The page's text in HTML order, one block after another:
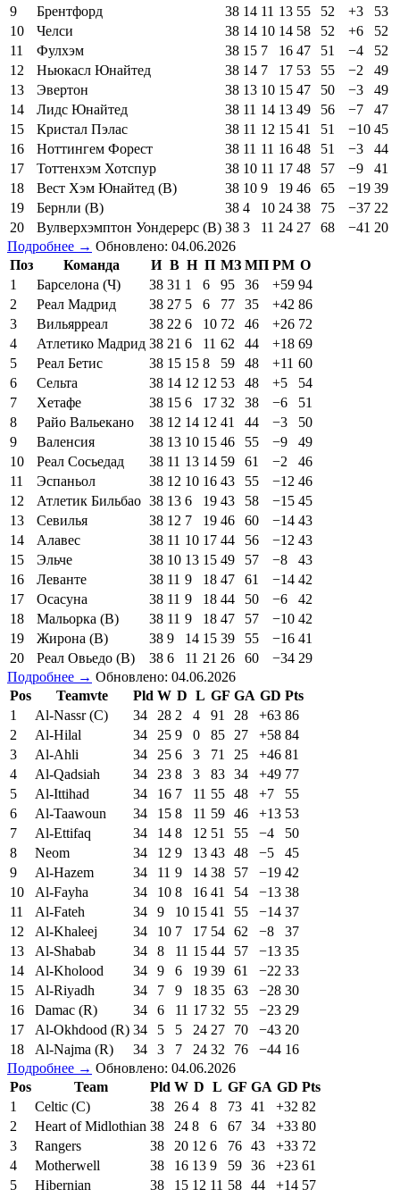
9
Брентфорд 38 14 11 13 55 52 +3
53
10
Челси 38 14 10 14 58 52 +6
52
11
Фулхэм 38 15 7 16 47 51 −4
52
12
Ньюкасл Юнайтед 38 14 7 17 53 55 −2
49
13
Эвертон 38 13 10 15 47 50 −3
49
14
Лидс Юнайтед 38 11 14 13 49 56 −7
47
15
Кристал Пэлас 38 11 12 15 41 51 −10 45
16
Ноттингем Форест 38 11 11 16 48 51 −3
44
17
Тоттенхэм Хотспур 38 10 11 17 48 57 −9
41
18
Вест Хэм Юнайтед (В) 38 10 9 19 46 65 −19 39
19
Бернли (В) 38 4 10 24 38 75 −37 22
20
Вулверхэмптон Уондерерс (В) 38 3 11 24 27 68 −41 20
Подробнее → Обновлено: 04.06.2026
Поз
Команда И В Н П МЗ МП РМ О
1
Барселона (Ч) 38 31 1 6 95 36 +59 94
2
Реал Мадрид 38 27 5 6 77 35 +42 86
3
Вильярреал 38 22 6 10 72 46 +26 72
4
Атлетико Мадрид 38 21 6 11 62 44 +18 69
5
Реал Бетис 38 15 15 8 59 48 +11 60
6
Сельта 38 14 12 12 53 48 +5
54
7
Хетафе 38 15 6 17 32 38 −6
51
8
Райо Вальекано 38 12 14 12 41 44 −3
50
9
Валенсия 38 13 10 15 46 55 −9
49
10
Реал Сосьедад 38 11 13 14 59 61 −2
46
11
Эспаньол 38 12 10 16 43 55 −12 46
12
Атлетик Бильбао 38 13 6 19 43 58 −15 45
13
Севилья 38 12 7 19 46 60 −14 43
14
Алавес 38 11 10 17 44 56 −12 43
15
Эльче 38 10 13 15 49 57 −8
43
16
Леванте 38 11 9 18 47 61 −14 42
17
Осасуна 38 11 9 18 44 50 −6
42
18
Мальорка (В) 38 11 9 18 47 57 −10 42
19
Жирона (В) 38 9 14 15 39 55 −16 41
20
Реал Овьедо (В) 38 6 11 21 26 60 −34 29
Подробнее → Обновлено: 04.06.2026
Pos
Teamvte Pld W D L GF GA GD Pts
1
Al-Nassr (C) 34 28 2 4 91 28 +63 86
2
Al-Hilal 34 25 9 0 85 27 +58 84
3
Al-Ahli 34 25 6 3 71 25 +46 81
4
Al-Qadsiah 34 23 8 3 83 34 +49 77
5
Al-Ittihad 34 16 7 11 55 48 +7
55
6
Al-Taawoun 34 15 8 11 59 46 +13 53
7
Al-Ettifaq 34 14 8 12 51 55 −4
50
8
Neom 34 12 9 13 43 48 −5
45
9
Al-Hazem 34 11 9 14 38 57 −19 42
10
Al-Fayha 34 10 8 16 41 54 −13 38
11
Al-Fateh 34 9 10 15 41 55 −14 37
12
Al-Khaleej 34 10 7 17 54 62 −8
37
13
Al-Shabab 34 8 11 15 44 57 −13 35
14
Al-Kholood 34 9 6 19 39 61 −22 33
15
Al-Riyadh 34 7 9 18 35 63 −28 30
16
Damac (R) 34 6 11 17 32 55 −23 29
17
Al-Okhdood (R) 34 5 5 24 27 70 −43 20
18
Al-Najma (R) 34 3 7 24 32 76 −44 16
Подробнее → Обновлено: 04.06.2026
Pos
Team Pld W D L GF GA GD Pts
1
Celtic (C) 38 26 4 8 73 41 +32 82
2
Heart of Midlothian 38 24 8 6 67 34 +33 80
3
Rangers 38 20 12 6 76 43 +33 72
4
Motherwell 38 16 13 9 59 36 +23 61
5
Hibernian 38 15 12 11 58 44 +14 57